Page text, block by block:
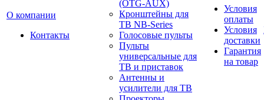
О компании
Контакты
(OTG-AUX)
Кронштейны для
ТВ NB-Series
Голосовые пульты
Пульты
универсальные для
ТВ и приставок
Антенны и
усилители для ТВ
Условия
оплаты
Условия
доставки
Гарантия
на товар